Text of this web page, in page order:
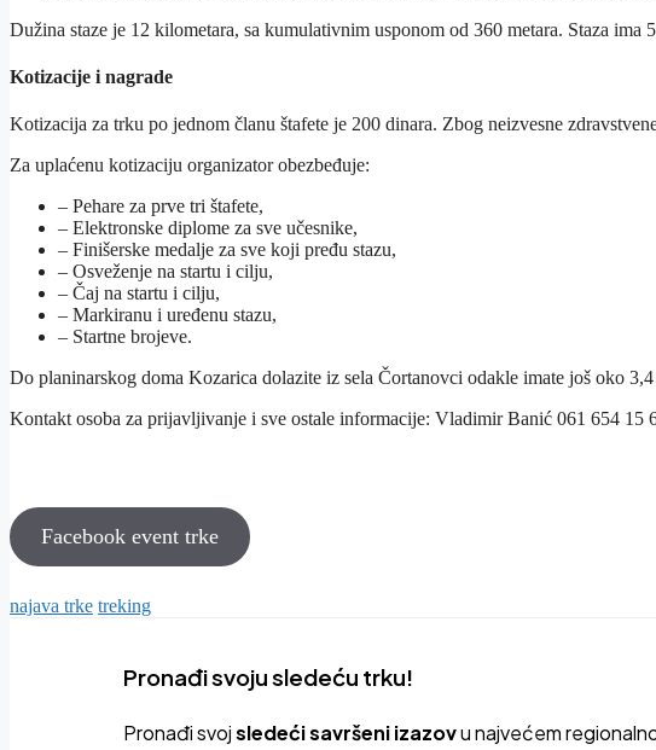
Dužina staze je 12 kilometara, sa kumulativnim usponom od 360 metara. Staza
Kotizacije i nagrade
Kotizacija za trku po jednom članu štafete je 200 dinara. Zbog neizvesne
Za uplaćenu kotizaciju organizator obezbeđuje:
– Pehare za prve tri štafete,
– Elektronske diplome za sve učesnike,
– Finišerske medalje za sve koji pređu stazu,
– Osveženje na startu i cilju,
– Čaj na startu i cilju,
– Markiranu i uređenu stazu,
– Startne brojeve.
Do planinarskog doma Kozarica dolazite iz sela Čortanovci odakle imate još oko
Kontakt osoba za prijavljivanje i sve ostale informacije: Vladimir Banić 061 654 15
Facebook event trke
najava trke treking
Pronađi svoju sledeću trku!
Pronađi svojsledeći savršeni izazovu najvećem